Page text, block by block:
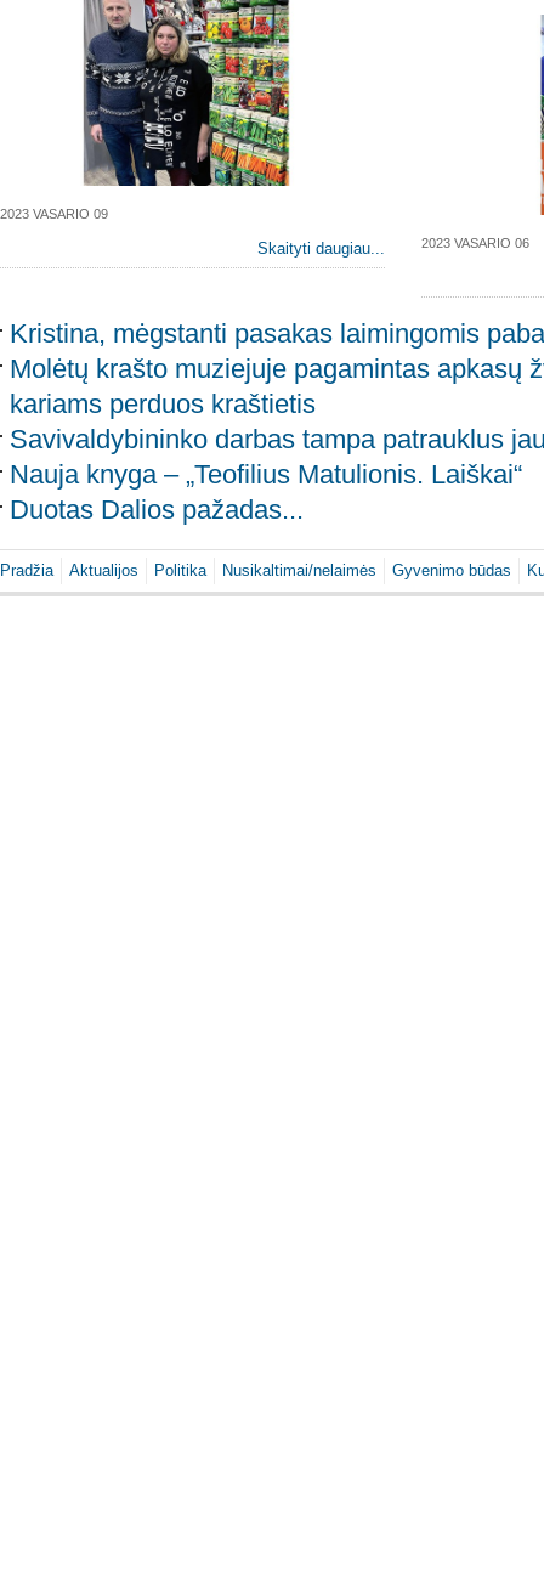
2023 VASARIO 09
Skaityti daugiau... 2023 VASARIO 06
Kristina, mėgstanti pasakas laimingomis
Molėtų krašto muziejuje pagamintas apkasų
kariams perduos kraštietis
Savivaldybininko darbas tampa patrauklus
Nauja knyga – „Teofilius Matulionis. Laiškai“
Duotas Dalios pažadas...
Pradžia Aktualijos Politika Nusikaltimai/nelaimės Gyvenimo būdas